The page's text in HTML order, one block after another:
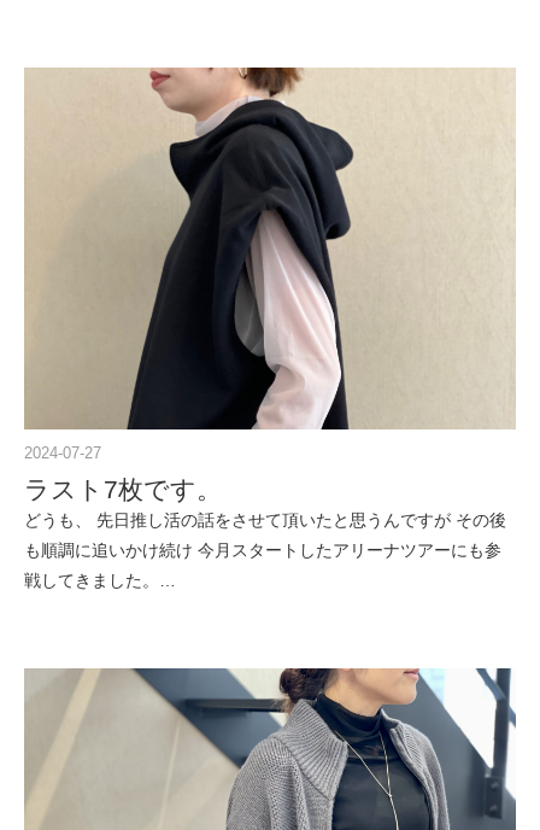
2024-07-27
ラスト7枚です。
どうも、 先日推し活の話をさせて頂いたと思うんですが その後
も順調に追いかけ続け 今月スタートしたアリーナツアーにも参
戦してきました。…